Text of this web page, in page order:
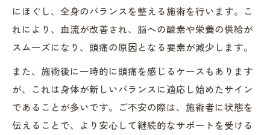
にほぐし、全身のバランスを整える施術を行います。こ
れにより、血流が改善され、脳への酸素や栄養の供給が
スムーズになり、頭痛の原因となる要素が減少します。
また、施術後に一時的に頭痛を感じるケースもあります
が、これは身体が新しいバランスに適応し始めたサイン
であることが多いです。ご不安の際は、施術者に状態を
伝えることで、より安心して継続的なサポートを受ける